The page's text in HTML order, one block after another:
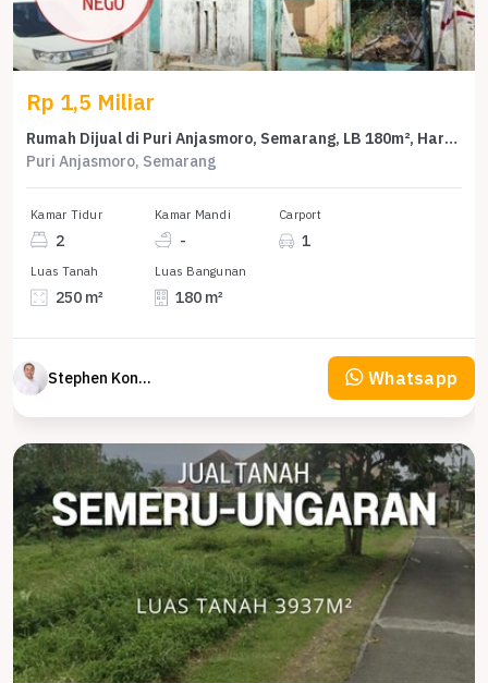
Rp 1,5 Miliar
Rumah Dijual di Puri Anjasmoro, Semarang, LB 180m², Harga Terbaik!
Puri Anjasmoro, Semarang
Kamar Tidur
2
Kamar Mandi
-
Carport
1
Luas Tanah
250 m²
Luas Bangunan
180 m²
Stephen Konsultan Properti Whatsapp